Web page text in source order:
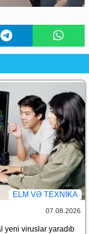
ELM VƏ TEXNIKA
07.08.2026
yeni viruslar yaradıb